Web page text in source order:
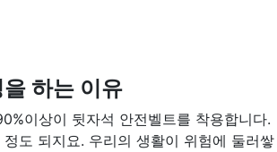
하는 이유
이상이 뒷자석 안전벨트를 착용합니다.
도 되지요. 우리의 생활이 위험에 둘러쌓